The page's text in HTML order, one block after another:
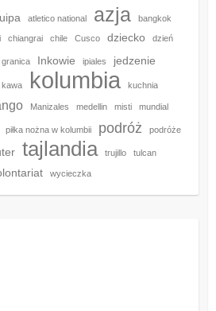
atletico national azja bangkok
chiangrai chile Cusco dziecko dzień
granica Inkowie ipiales jedzenie
kawa kolumbia kuchnia
Manizales medellin misti mundial
piłka nożna w kolumbii podróż podróże
tajlandia trujillo tulcan
wycieczka